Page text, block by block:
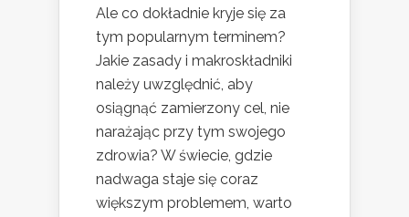
Ale co dokładnie kryje się za
tym popularnym terminem?
Jakie zasady i makroskładniki
należy uwzględnić, aby
osiągnąć zamierzony cel, nie
narażając przy tym swojego
zdrowia? W świecie, gdzie
nadwaga staje się coraz
większym problemem, warto